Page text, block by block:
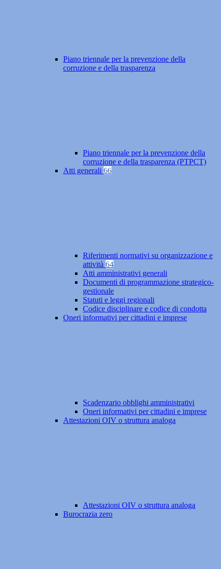
Piano triennale per la prevenzione della
corruzione e della trasparenza
Piano triennale per la prevenzione della
corruzione e della trasparenza (PTPCT)
Atti generali 66
Riferimenti normativi su organizzazione e
attività 64
Atti amministrativi generali
Documenti di programmazione strategico-
gestionale
Statuti e leggi regionali
Codice disciplinare e codice di condotta
Oneri informativi per cittadini e imprese
Scadenzario obblighi amministrativi
Oneri informativi per cittadini e imprese
Attestazioni OIV o struttura analoga
Attestazioni OIV o struttura analoga
Burocrazia zero